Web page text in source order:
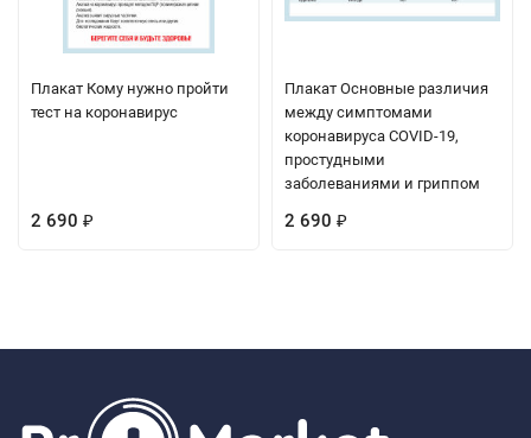
Плакат Кому нужно пройти
тест на коронавирус
2 690 ₽
Плакат Основные различия
между симптомами
коронавируса COVID-19,
простудными
заболеваниями и гриппом
2 690 ₽